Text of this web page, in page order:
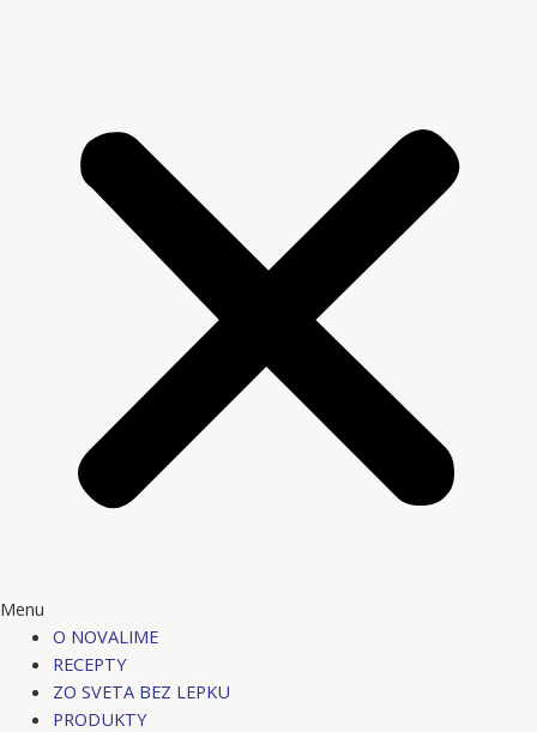
Menu
O NOVALIME
RECEPTY
ZO SVETA BEZ LEPKU
PRODUKTY